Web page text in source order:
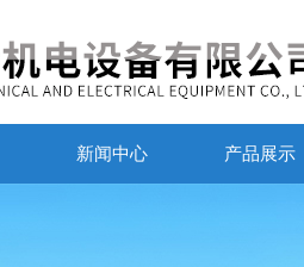
新闻中心 产品展示